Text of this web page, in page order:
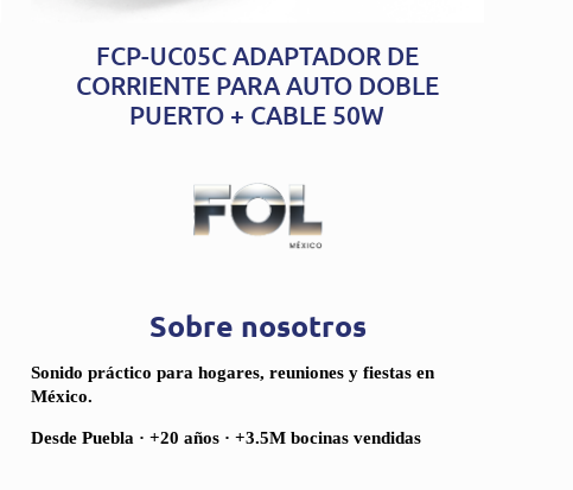
FCP-UC05C ADAPTADOR DE
CORRIENTE PARA AUTO DOBLE
PUERTO + CABLE 50W
Sobre nosotros
Sonido práctico para hogares, reuniones y fiestas en
México.
Desde Puebla · +20 años · +3.5M bocinas vendidas